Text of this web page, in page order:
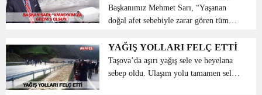
muhtarlarımızla görüşen Vali Varo...
OLSUN”
Başkanımız Mehmet Sarı, “Yaşanan
doğal afet sebebiyle zarar gören tüm
dedi. Merkezde sabah saatlerinde etkili
olan ve 15 dakika süren dolu yağışı
nedeniyle bir...
YAĞIŞ YOLLARI FELÇ ETTİ
Taşova’da aşırı yağış sele ve heyelana
sebep oldu. Ulaşım yolu tamamen sele